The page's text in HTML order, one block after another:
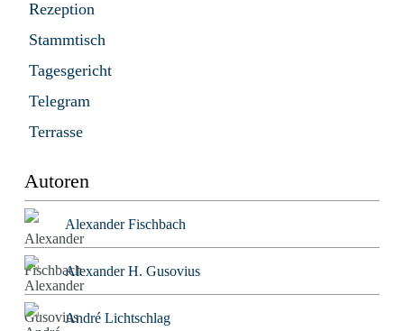
Rezeption
Stammtisch
Tagesgericht
Telegram
Terrasse
Autoren
Alexander Fischbach
Alexander H. Gusovius
André Lichtschlag